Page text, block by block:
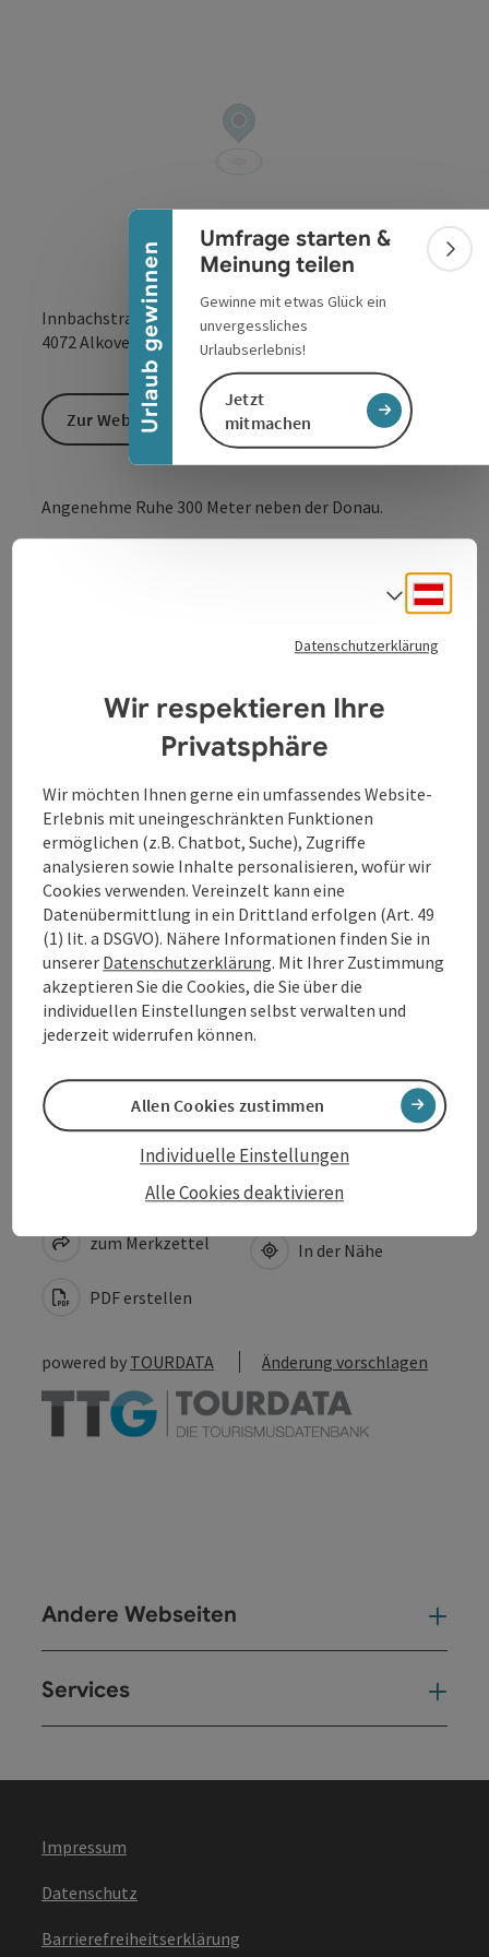
Urlaub gewinnen
Banner einklappen
Umfrage starten &
Meinung teilen
Gewinne mit etwas Glück ein
unvergessliches
Urlaubserlebnis!
Jetzt
mitmachen
Innbachstraße 41
4072Alkoven
Angenehme Ruhe 300 Meter neben der Donau.
Sitzplätze; angenehme Ruhe 300 Meter neben der
Donau; Im Winter auch beliebter Treffpunkt nach
Eisstockpartie, Eislauf oder Spaziergang.
Kontakt
Öffnungszeiten
Küche
Anreise/Lage
Zur Website
Beitrag merken
zum Merkzettel
PDF erstellen
Beitrag drucken
In der Nähe
powered by TOURDATA Änderung vorschlagen
Andere Webseiten
Services
Impressum
Datenschutz
Barrierefreiheitserklärung
Datenschutzerklärung
Wir respektieren Ihre
Privatsphäre
Wir möchten Ihnen gerne ein umfassendes Website-
Erlebnis mit uneingeschränkten Funktionen
ermöglichen (z.B. Chatbot, Suche), Zugriffe
analysieren sowie Inhalte personalisieren, wofür wir
Cookies verwenden. Vereinzelt kann eine
Datenübermittlung in ein Drittland erfolgen (Art. 49
(1) lit. a DSGVO). Nähere Informationen finden Sie in
unserer Datenschutzerklärung. Mit Ihrer Zustimmung
akzeptieren Sie die Cookies, die Sie über die
individuellen Einstellungen selbst verwalten und
jederzeit widerrufen können.
Alle Cookies deaktivieren
Individuelle Einstellungen
Allen Cookies zustimmen